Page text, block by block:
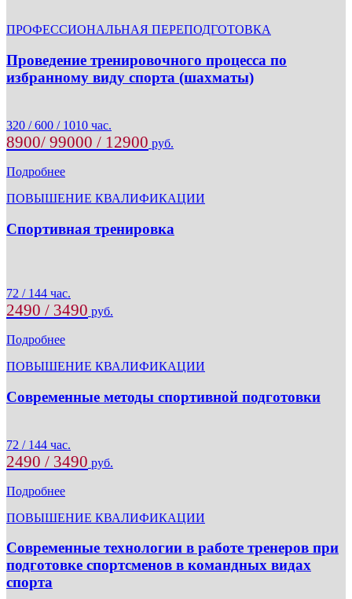
ПРОФЕССИОНАЛЬНАЯ ПЕРЕПОДГОТОВКА
Проведение тренировочного процесса по
избранному виду спорта (шахматы)
320 / 600 / 1010 час.
8900/ 99000 / 12900 руб.
Подробнее
ПОВЫШЕНИЕ КВАЛИФИКАЦИИ
Спортивная тренировка
72 / 144 час.
2490 / 3490 руб.
Подробнее
ПОВЫШЕНИЕ КВАЛИФИКАЦИИ
Современные методы спортивной подготовки
72 / 144 час.
2490 / 3490 руб.
Подробнее
ПОВЫШЕНИЕ КВАЛИФИКАЦИИ
Современные технологии в работе тренеров при
подготовке спортсменов в командных видах
спорта